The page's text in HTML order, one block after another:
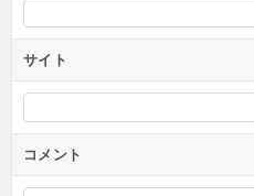
サイト
コメント